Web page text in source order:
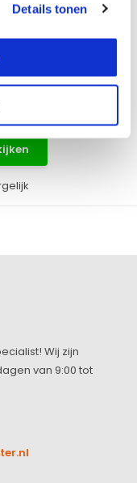
Details tonen
met een
€ 299,-
Wij zijn
van 9:00 tot